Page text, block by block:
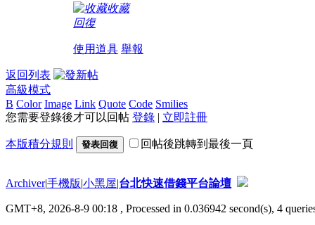
收藏
回復
使用道具 舉報
返回列表
高級模式
B Color Image Link Quote Code Smilies
您需要登錄後才可以回帖 登錄 | 立即註冊
本版積分規則 發表回復 回帖後跳轉到最後一頁
Archiver|手機版|小黑屋|台北快速借錢平台論壇
GMT+8, 2026-8-9 00:18 , Processed in 0.036942 second(s), 4